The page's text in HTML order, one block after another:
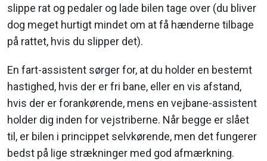
slippe rat og pedaler og lade bilen tage over (du bliver
dog meget hurtigt mindet om at få hænderne tilbage
på rattet, hvis du slipper det).
En fart-assistent sørger for, at du holder en bestemt
hastighed, hvis der er fri bane, eller en vis afstand,
hvis der er forankørende, mens en vejbane-assistent
holder dig inden for vejstriberne. Når begge er slået
til, er bilen i princippet selvkørende, men det fungerer
bedst på lige strækninger med god afmærkning.